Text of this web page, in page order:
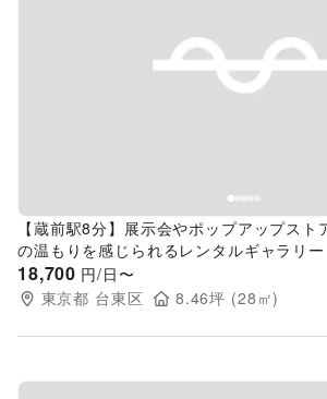
Previous slide
【蔵前駅8分】展示会やポップアップスト
の温もりを感じられるレンタルギャラリー
18,700 円/日〜
東京都 台東区 8.46坪 (28 ㎡)